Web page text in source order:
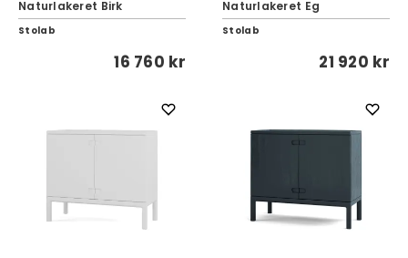
Naturlakeret Birk
Stolab
16 760 kr
Naturlakeret Eg
Stolab
21 920 kr